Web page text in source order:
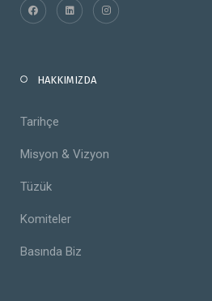
HAKKIMIZDA
Tarihçe
Misyon & Vizyon
Tüzük
Komiteler
Basında Biz